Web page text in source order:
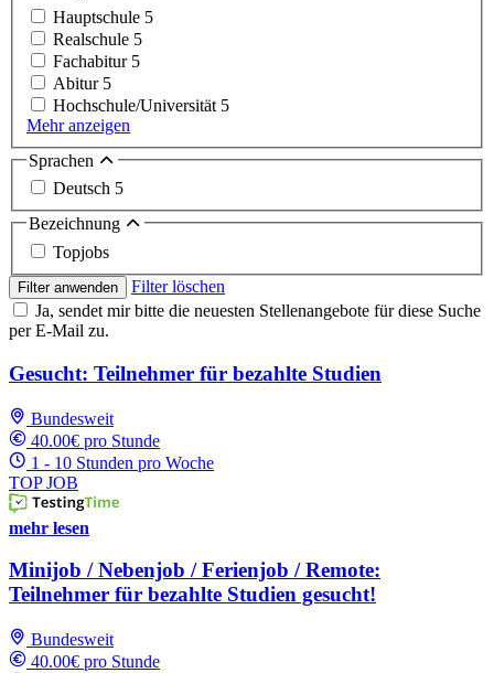
Hauptschule 5
Realschule 5
Fachabitur 5
Abitur 5
Hochschule/Universität 5
Mehr anzeigen
Sprachen
Deutsch 5
Bezeichnung
Topjobs
Filter anwenden
Filter löschen
Ja, sendet mir bitte die neuesten Stellenangebote für diese Suche
per E-Mail zu.
Gesucht: Teilnehmer für bezahlte Studien
Bundesweit
40.00€ pro Stunde
1 - 10 Stunden pro Woche
TOP JOB
mehr lesen
Minijob / Nebenjob / Ferienjob / Remote:
Teilnehmer für bezahlte Studien gesucht!
Bundesweit
40.00€ pro Stunde